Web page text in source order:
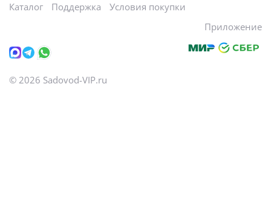
Каталог Поддержка
Условия покупки
Приложение
© 2026 Sadovod-VIP.ru